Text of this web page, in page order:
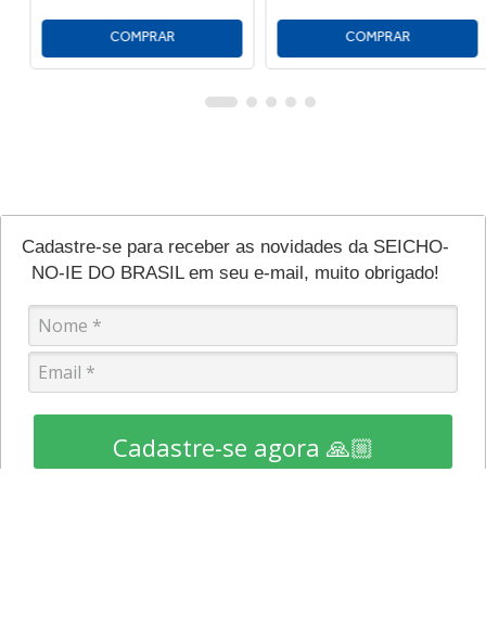
Cadastre-se para receber as novidades da SEICHO-
NO-IE DO BRASIL em seu e-mail, muito obrigado!
Cadastre-se agora 🙏🏼